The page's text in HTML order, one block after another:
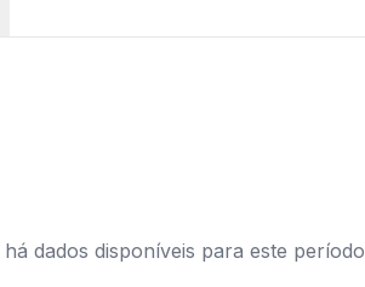
há dados disponíveis para este período